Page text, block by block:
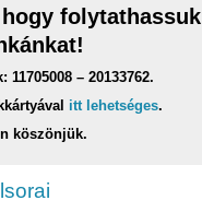
folytathassuk
11705008 – 20133762.
itt lehetséges.
köszönjük.